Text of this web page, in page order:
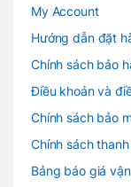
My Account
Hướng dẫn đặt
Chính sách bảo
Điều khoản và
Chính sách bảo
Chính sách
Bảng báo giá